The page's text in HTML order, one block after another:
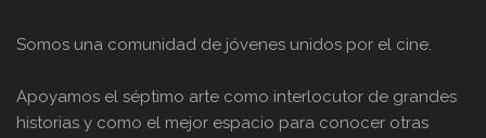
Somos una comunidad de jóvenes unidos por el cine.
Apoyamos el séptimo arte como interlocutor de grandes
historias y como el mejor espacio para conocer otras